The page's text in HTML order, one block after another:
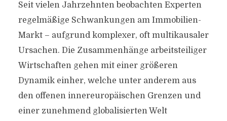
Seit vielen Jahrzehnten beobachten Experten
regelmäßige Schwankungen am Immobilien-
Markt – aufgrund komplexer, oft multikausaler
Ursachen. Die Zusammenhänge arbeitsteiliger
Wirtschaften gehen mit einer größeren
Dynamik einher, welche unter anderem aus
den offenen innereuropäischen Grenzen und
einer zunehmend globalisierten Welt